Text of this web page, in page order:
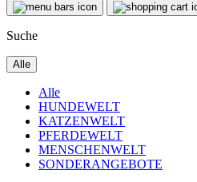
Suche
Alle
Alle
HUNDEWELT
KATZENWELT
PFERDEWELT
MENSCHENWELT
SONDERANGEBOTE